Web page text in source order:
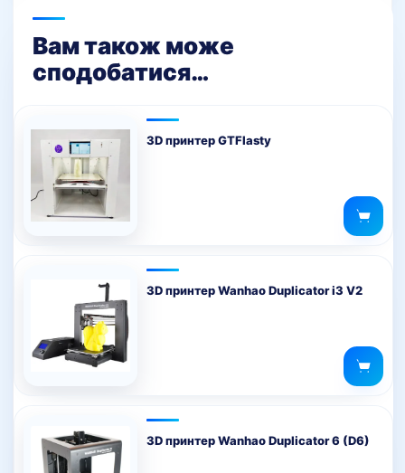
Вам також може
сподобатися…
3D принтер GTFlasty
3D принтер Wanhao Duplicator i3 V2
3D принтер Wanhao Duplicator 6 (D6)